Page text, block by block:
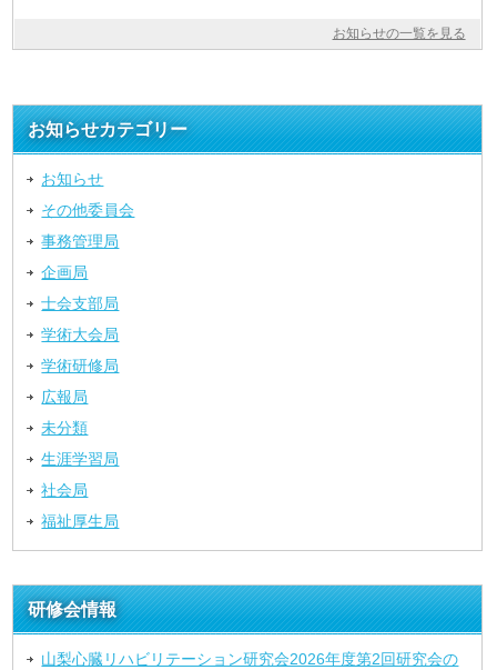
お知らせの一覧を見る
お知らせカテゴリー
お知らせ
その他委員会
事務管理局
企画局
士会支部局
学術大会局
学術研修局
広報局
未分類
生涯学習局
社会局
福祉厚生局
研修会情報
山梨心臓リハビリテーション研究会2026年度第2回研究会の